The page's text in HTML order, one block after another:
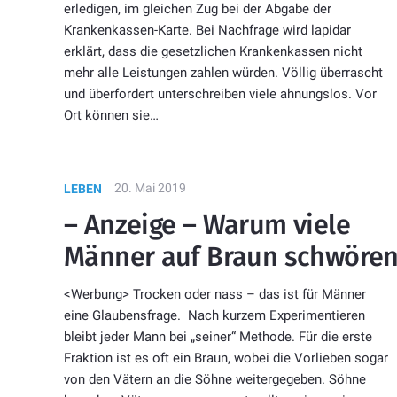
erledigen, im gleichen Zug bei der Abgabe der
Krankenkassen-Karte. Bei Nachfrage wird lapidar
erklärt, dass die gesetzlichen Krankenkassen nicht
mehr alle Leistungen zahlen würden. Völlig überrascht
und überfordert unterschreiben viele ahnungslos. Vor
Ort können sie…
LEBEN 20. Mai 2019
– Anzeige – Warum viele
Männer auf Braun
<Werbung> Trocken oder nass – das ist für Männer
eine Glaubensfrage. Nach kurzem Experimentieren
bleibt jeder Mann bei „seiner“ Methode. Für die erste
Fraktion ist es oft ein Braun, wobei die Vorlieben sogar
von den Vätern an die Söhne weitergegeben. Söhne